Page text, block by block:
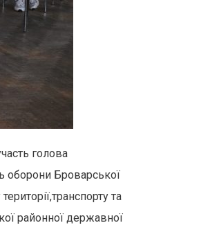
голова
оборони Броварської
та
районної державної